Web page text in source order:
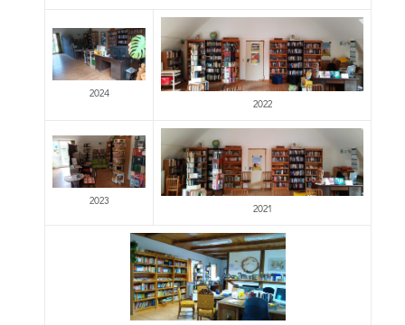
2024
2022
2023
2021